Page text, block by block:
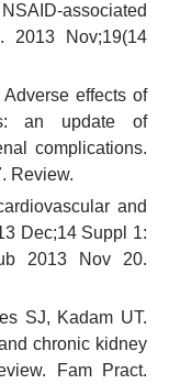
associated
2013 Nov;19(14
effects of
an update of
complications.
Review.
and
Dec;14 Suppl 1:
2013 Nov 20.
SJ, Kadam UT.
chronic kidney
Fam Pract.